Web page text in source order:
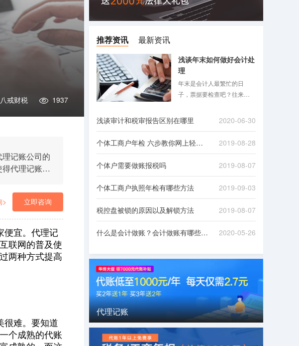
八戒财税 1937
记账公司的
代理记账企
> 立即咨询
便宜。代理记
联网的普及使
两种方式提高
很难。要知道
个成熟的代账
推荐资讯 最新资讯
浅谈年末如何做好会计处
理
年末是会计人最繁忙的日
子，票据要检查吧？往来款
头大？跟着八戒财税一起来
看看吧！
浅谈审计和税审报告区别在哪里 2020-06-30
个体工商户年检 六步教你网上轻松办理 2019-08-28
个体户需要做账报税吗 2019-08-07
个体工商户执照年检有哪些方法 2019-09-03
税控盘被锁的原因以及解锁方法 2019-08-07
什么是会计做账？会计做账有哪些流程？ 2020-05-26
代理记账